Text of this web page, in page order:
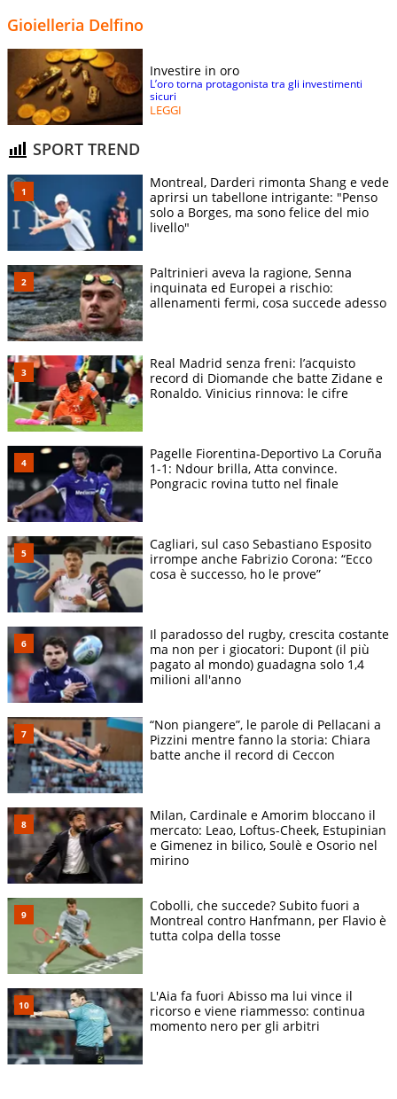
Gioielleria Delfino
Investire in oro
L’oro torna protagonista tra gli investimenti
sicuri
LEGGI
SPORT TREND
Montreal, Darderi rimonta Shang e vede
aprirsi un tabellone intrigante: "Penso
solo a Borges, ma sono felice del mio
livello"
Paltrinieri aveva la ragione, Senna
inquinata ed Europei a rischio:
allenamenti fermi, cosa succede adesso
Real Madrid senza freni: l’acquisto
record di Diomande che batte Zidane e
Ronaldo. Vinicius rinnova: le cifre
Pagelle Fiorentina-Deportivo La Coruña
1-1: Ndour brilla, Atta convince.
Pongracic rovina tutto nel finale
Cagliari, sul caso Sebastiano Esposito
irrompe anche Fabrizio Corona: “Ecco
cosa è successo, ho le prove”
Il paradosso del rugby, crescita costante
ma non per i giocatori: Dupont (il più
pagato al mondo) guadagna solo 1,4
milioni all'anno
“Non piangere”, le parole di Pellacani a
Pizzini mentre fanno la storia: Chiara
batte anche il record di Ceccon
Milan, Cardinale e Amorim bloccano il
mercato: Leao, Loftus-Cheek, Estupinian
e Gimenez in bilico, Soulè e Osorio nel
mirino
Cobolli, che succede? Subito fuori a
Montreal contro Hanfmann, per Flavio è
tutta colpa della tosse
L'Aia fa fuori Abisso ma lui vince il
ricorso e viene riammesso: continua
momento nero per gli arbitri